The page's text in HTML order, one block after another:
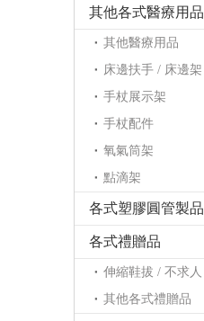
其他各式醫療用品
其他醫療用品
床邊扶手 / 床邊架
手杖展示架
手杖配件
氧氣筒架
點滴架
各式塑膠圓管製品
各式禮贈品
伸縮鞋拔 / 不求人
其他各式禮贈品